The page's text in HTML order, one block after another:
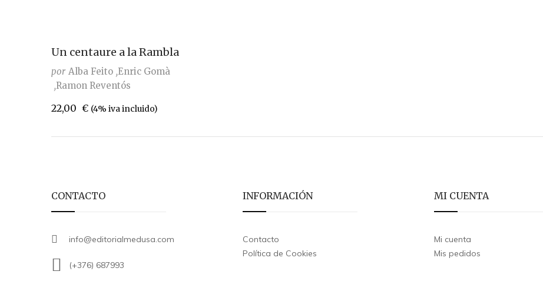
Un centaure a la Rambla
por Alba Feito Enric Gomà
Ramon Reventós
22,00 € (4% iva incluido)
CONTACTO
info@editorialmedusa.com
(+376) 687993
INFORMACIÓN
Contacto
Política de Cookies
MI CUENTA
Mi cuenta
Mis pedidos